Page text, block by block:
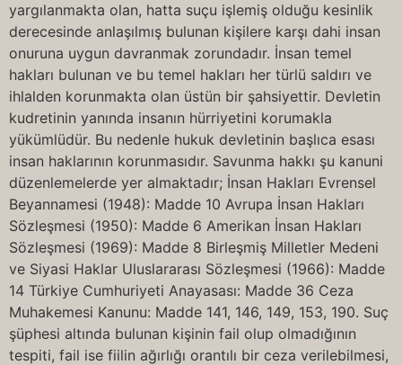
yargılanmakta olan, hatta suçu işlemiş olduğu kesinlik
derecesinde anlaşılmış bulunan kişilere karşı dahi insan
onuruna uygun davranmak zorundadır. İnsan temel
hakları bulunan ve bu temel hakları her türlü saldırı ve
ihlalden korunmakta olan üstün bir şahsiyettir. Devletin
kudretinin yanında insanın hürriyetini korumakla
yükümlüdür. Bu nedenle hukuk devletinin başlıca esası
insan haklarının korunmasıdır. Savunma hakkı şu kanuni
düzenlemelerde yer almaktadır; İnsan Hakları Evrensel
Beyannamesi (1948): Madde 10 Avrupa İnsan Hakları
Sözleşmesi (1950): Madde 6 Amerikan İnsan Hakları
Sözleşmesi (1969): Madde 8 Birleşmiş Milletler Medeni
ve Siyasi Haklar Uluslararası Sözleşmesi (1966): Madde
14 Türkiye Cumhuriyeti Anayasası: Madde 36 Ceza
Muhakemesi Kanunu: Madde 141, 146, 149, 153, 190. Suç
şüphesi altında bulunan kişinin fail olup olmadığının
tespiti, fail ise fiilin ağırlığı orantılı bir ceza verilebilmesi,